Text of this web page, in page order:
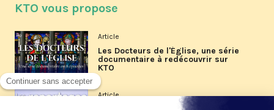
KTO vous propose
Article
Les Docteurs de l'Église, une série
documentaire à redécouvrir sur
KTO
Article